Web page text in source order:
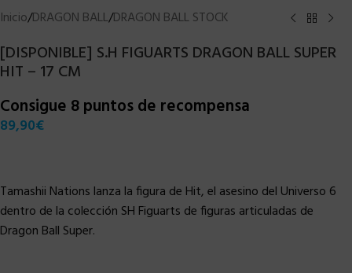
Inicio/DRAGON BALL/DRAGON BALL STOCK
[DISPONIBLE] S.H FIGUARTS DRAGON BALL SUPER
HIT – 17 CM
Consigue 8 puntos de recompensa
89,90€
Tamashii Nations lanza la figura de Hit, el asesino del Universo 6
dentro de la colección SH Figuarts de figuras articuladas de
Dragon Ball Super.